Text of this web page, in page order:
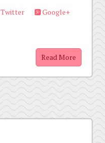
Twitter
Google+
Read More